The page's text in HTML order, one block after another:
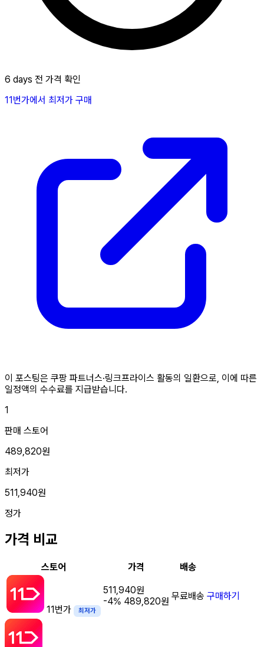
6 days 전 가격 확인
11번가에서 최저가 구매
이 포스팅은 쿠팡 파트너스·링크프라이스 활동의 일환으로, 이에 따른
일정액의 수수료를 지급받습니다.
1
판매 스토어
489,820원
최저가
511,940원
정가
가격 비교
스토어 가격 배송
11번가 최저가
511,940원
-4% 489,820원 무료배송 구매하기